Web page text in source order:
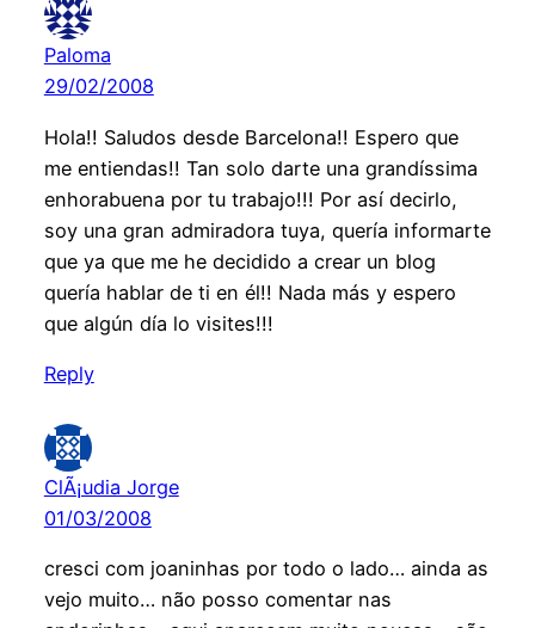
Paloma
29/02/2008
Hola!! Saludos desde Barcelona!! Espero que
me entiendas!! Tan solo darte una grandíssima
enhorabuena por tu trabajo!!! Por así decirlo,
soy una gran admiradora tuya, quería informarte
que ya que me he decidido a crear un blog
quería hablar de ti en él!! Nada más y espero
que algún día lo visites!!!
Reply
ClÃ¡udia Jorge
01/03/2008
cresci com joaninhas por todo o lado… ainda as
vejo muito… não posso comentar nas